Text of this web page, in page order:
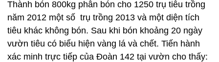
Thành bón 800kg phân bón cho 1250 trụ tiêu trồng
năm 2012 một số trụ trồng 2013 và một diện tích
tiêu khác không bón. Sau khi bón khoảng 20 ngày
vườn tiêu có biểu hiện vàng lá và chết. Tiến hành
xác minh trực tiếp của Đoàn 142 tại vườn cho thấy: